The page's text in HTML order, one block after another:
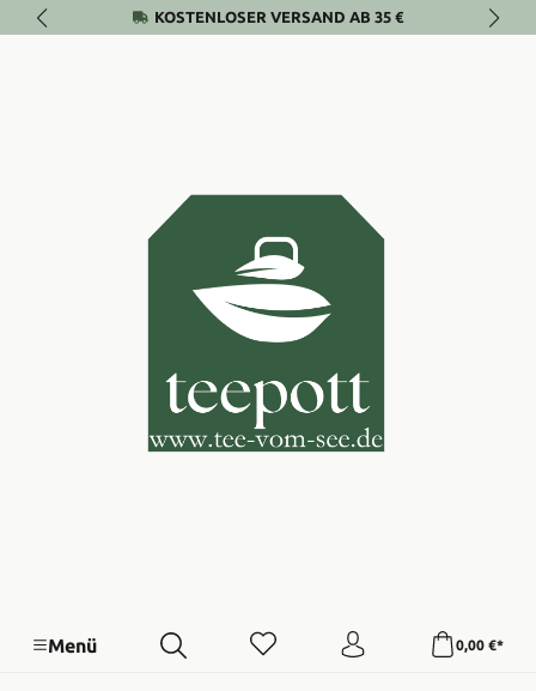
Zum Hauptinhalt springenKOSTENLOSER VERSAND AB 35 €
Menü 0,00 €*